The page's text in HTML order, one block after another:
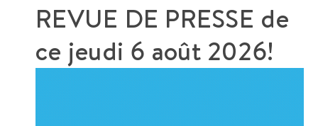
REVUE DE PRESSE de
ce jeudi 6 août 2026!